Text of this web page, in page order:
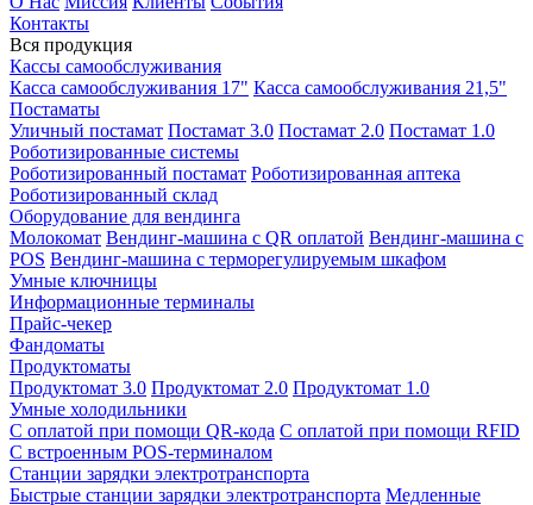
Контакты
Вся продукция
Кассы самообслуживания
Касса самообслуживания 17" Касса самообслуживания 21,5"
Постаматы
Уличный постамат Постамат 3.0 Постамат 2.0 Постамат 1.0
Роботизированные системы
Роботизированный постамат Роботизированная аптека
Роботизированный склад
Оборудование для вендинга
Молокомат Вендинг-машина с QR оплатой Вендинг-машина с
POS Вендинг-машина с терморегулируемым шкафом
Умные ключницы
Информационные терминалы
Прайс-чекер
Фандоматы
Продуктоматы
Продуктомат 3.0 Продуктомат 2.0 Продуктомат 1.0
Умные холодильники
С оплатой при помощи QR-кода С оплатой при помощи RFID
С встроенным POS-терминалом
Станции зарядки электротранспорта
Быстрые станции зарядки электротранспорта Медленные